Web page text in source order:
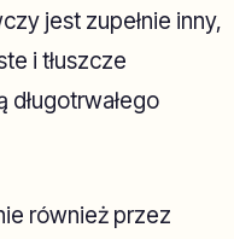
jest zupełnie inny,
i tłuszcze
również przez